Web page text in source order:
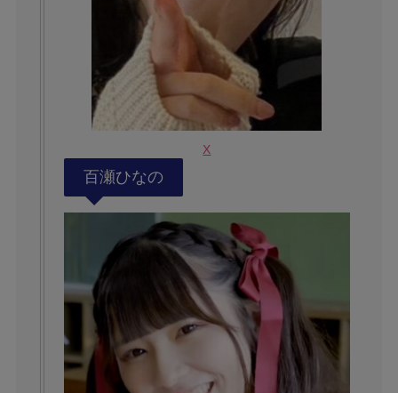
X
百瀬ひなの